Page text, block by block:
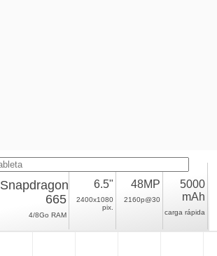
Snapdragon
665
4/8Go RAM
6.5"
2400x1080
pix.
48MP
2160p@30
5000
mAh
carga rápida